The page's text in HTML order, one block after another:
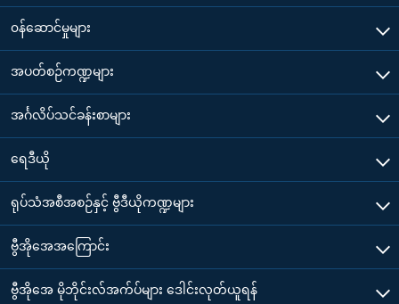
၀န်ဆောင်မှုများ
အပတ်စဉ်ကဏ္ဍများ
အင်္ဂလိပ်သင်ခန်းစာများ
ရေဒီယို
ရုပ်သံအစီအစဉ်နှင့် ဗွီဒီယိုကဏ္ဍများ
ဗွီအိုအေအကြောင်း
ဗွီအိုအေ မိုဘိုင်းလ်အက်ပ်များ ဒေါင်းလုတ်ယူရန်